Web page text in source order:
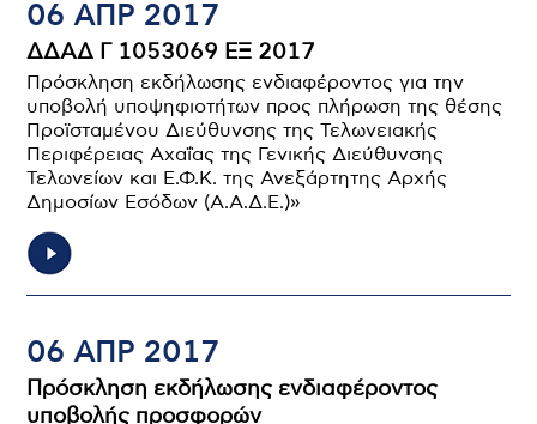
06 ΑΠΡ 2017
ΔΔΑΔ Γ 1053069 ΕΞ 2017
Πρόσκληση εκδήλωσης ενδιαφέροντος για την
υποβολή υποψηφιοτήτων προς πλήρωση της θέσης
Προϊσταμένου Διεύθυνσης της Τελωνειακής
Περιφέρειας Αχαΐας της Γενικής Διεύθυνσης
Τελωνείων και Ε.Φ.Κ. της Ανεξάρτητης Αρχής
Δημοσίων Εσόδων (Α.Α.Δ.Ε.)»
06 ΑΠΡ 2017
Πρόσκληση εκδήλωσης ενδιαφέροντος
υποβολής προσφορών